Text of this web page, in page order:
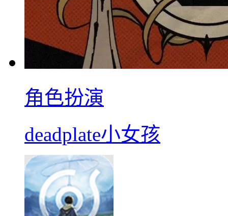
角色扮演
deadplate小女孩